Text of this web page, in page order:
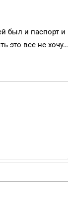
был и паспорт и
это все не хочу…